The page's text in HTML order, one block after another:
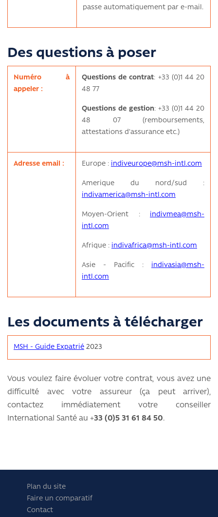
passe automatiquement par e-mail.
Des questions à poser
Numéro à
appeler :
Questions de contrat: +33 (0)1 44 20
48 77
Questions de gestion: +33 (0)1 44 20
48 07 (remboursements,
attestations d'assurance etc.)
Adresse email : Europe : indiveurope@msh-intl.com
Amerique du nord/sud :
indivamerica@msh-intl.com
Moyen-Orient : indivmea@msh-
intl.com
Afrique : indivafrica@msh-intl.com
Asie - Pacific : indivasia@msh-
intl.com
Les documents à télécharger
MSH - Guide Expatrié 2023
Vous voulez faire évoluer votre contrat, vous avez une
difficulté avec votre assureur (ça peut arriver),
contactez immédiatement votre conseiller
International Santé au +33 (0)5 31 61 84 50.
Plan du site
Faire un comparatif
Contact